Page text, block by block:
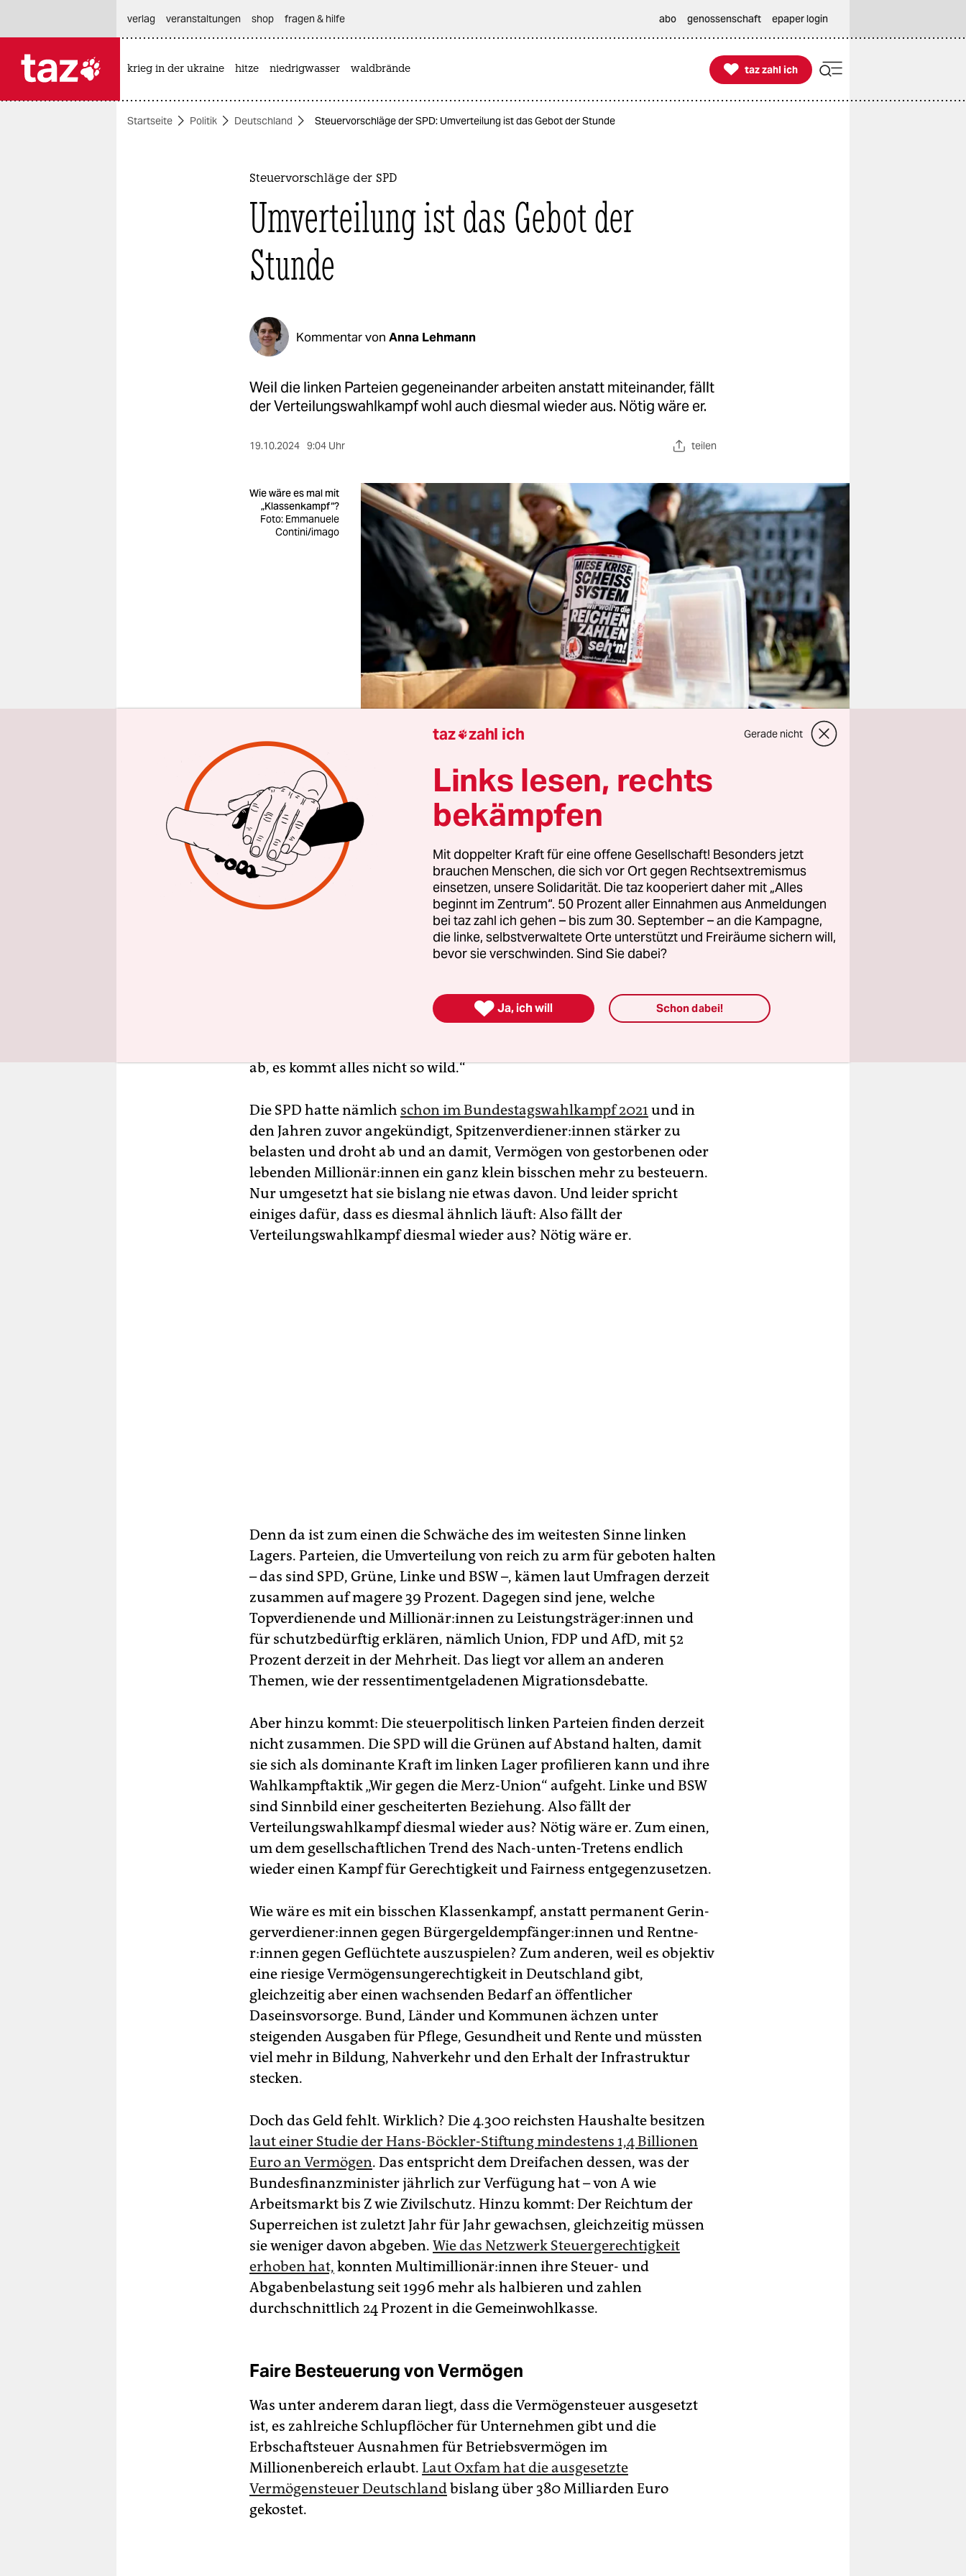
themen
verlag
veranstaltungen shop fragen & hilfe abo genossenschaft epaper login
krieg in der ukraine hitze niedrigwasser waldbrände 
taz zahl ich
taz zahl ich
Startseite Politik Deutschland Steuervorschläge der SPD: Umverteilung ist das Gebot der Stunde
Steuervorschläge der SPD
Umverteilung ist das Gebot der
Stunde
Kommentar von Anna Lehmann
Weil die linken Parteien gegeneinander arbeiten anstatt miteinander, fällt
der Verteilungswahlkampf wohl auch diesmal wieder aus. Nötig wäre er.
19.10.2024 9:04 Uhr teilen
Wie wäre es mal mit
„Klassenkampf“?
Foto: Emmanuele
Contini/imago
W
ie schön, dass in einer Welt im Wandel wenigstens alte
Reflexe zuverlässig funktionieren. Die SPD stellt ein
Strategiepapier vor, in dem sie nebulös ankündigt,
Normalverdienende zu entlasten und dafür Top­ver­die­ne­r:in­nen
„etwas“ stärker zu belasten – und Friedrich Merz reagiert „entsetzt“.
den Raum geworfen, aber mittlerweile ist er ja Kanzlerkandidat und
fordert „mehr Respekt für Besserverdienende“. Abgesehen davon kann
ab, es kommt alles nicht so wild.“
Die SPD hatte nämlich schon im Bundestagswahlkampf 2021 und in
den Jahren zuvor angekündigt, Spit­zen­ver­die­ne­r:in­nen stärker zu
belasten und droht ab und an damit, Vermögen von gestorbenen oder
lebenden Mil­lio­nä­r:in­nen ein ganz klein bisschen mehr zu besteuern.
Nur umgesetzt hat sie bislang nie etwas davon. Und leider spricht
einiges dafür, dass es diesmal ähnlich läuft: Also fällt der
Verteilungswahlkampf diesmal wieder aus? Nötig wäre er.
Denn da ist zum einen die Schwäche des im weitesten Sinne linken
Lagers. Parteien, die Umverteilung von reich zu arm für geboten halten
– das sind SPD, Grüne, Linke und BSW –, kämen laut Umfragen derzeit
zusammen auf magere 39 Prozent. Dagegen sind jene, welche
Topverdienende und Mil­lio­nä­r:in­nen zu Leis­tungs­trä­ge­r:in­nen und
für schutzbedürftig erklären, nämlich Union, FDP und AfD, mit 52
Prozent derzeit in der Mehrheit. Das liegt vor allem an anderen
Themen, wie der ressentimentgeladenen Migrationsdebatte.
Aber hinzu kommt: Die steuerpolitisch linken Parteien finden derzeit
nicht zusammen. Die SPD will die Grünen auf Abstand halten, damit
sie sich als dominante Kraft im linken Lager profilieren kann und ihre
Wahlkampftaktik „Wir gegen die Merz-Union“ aufgeht. Linke und BSW
sind Sinnbild einer gescheiterten Beziehung. Also fällt der
Verteilungswahlkampf diesmal wieder aus? Nötig wäre er. Zum einen,
um dem gesellschaftlichen Trend des Nach-unten-Tretens endlich
wieder einen Kampf für Gerechtigkeit und Fairness entgegenzusetzen.
Wie wäre es mit ein bisschen Klassenkampf, anstatt permanent Ge­rin­
ger­ver­die­ne­r:in­nen gegen Bür­ger­geld­emp­fän­ge­r:in­nen und Rent­ne­
r:in­nen gegen Geflüchtete auszuspielen? Zum anderen, weil es objektiv
eine riesige Vermögensungerechtigkeit in Deutschland gibt,
gleichzeitig aber einen wachsenden Bedarf an öffentlicher
Daseinsvorsorge. Bund, Länder und Kommunen ächzen unter
steigenden Ausgaben für Pflege, Gesundheit und Rente und müssten
viel mehr in Bildung, Nahverkehr und den Erhalt der Infrastruktur
stecken.
Doch das Geld fehlt. Wirklich? Die 4.300 reichsten Haushalte besitzen
laut einer Studie der Hans-Böckler-Stiftung mindestens 1,4 Billionen
Euro an Vermögen. Das entspricht dem Dreifachen dessen, was der
Bundesfinanzminister jährlich zur Verfügung hat – von A wie
Arbeitsmarkt bis Z wie Zivilschutz. Hinzu kommt: Der Reichtum der
Superreichen ist zuletzt Jahr für Jahr gewachsen, gleichzeitig müssen
sie weniger davon abgeben. Wie das Netzwerk Steuergerechtigkeit
erhoben hat, konnten Mul­ti­mil­lio­nä­r:in­nen ihre Steuer- und
Abgabenbelastung seit 1996 mehr als halbieren und zahlen
durchschnittlich 24 Prozent in die Gemeinwohlkasse.
Faire Besteuerung von Vermögen
Was unter anderem daran liegt, dass die Vermögensteuer ausgesetzt
ist, es zahlreiche Schlupflöcher für Unternehmen gibt und die
Erbschaftsteuer Ausnahmen für Betriebsvermögen im
Millionenbereich erlaubt. Laut Oxfam hat die ausgesetzte
Vermögensteuer Deutschlandbislang über 380 Milliarden Euro
gekostet.
taz zahl ich Gerade nicht
Links lesen, rechts
bekämpfen
Mit doppelter Kraft für eine offene Gesellschaft! Besonders jetzt
brauchen Menschen, die sich vor Ort gegen Rechtsextremismus
einsetzen, unsere Solidarität. Die taz kooperiert daher mit „Alles
beginnt im Zentrum“. 50 Prozent aller Einnahmen aus Anmeldungen
bei taz zahl ich gehen – bis zum 30. September – an die Kampagne,
die linke, selbstverwaltete Orte unterstützt und Freiräume sichern will,
bevor sie verschwinden. Sind Sie dabei?
 Ja, ich will Schon dabei!